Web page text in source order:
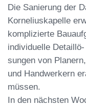
Die Sanierung der
Korneliuskapelle
komplizierte
individuelle Detaillö-
sungen von
und Handwerkern
müssen.
In den nächsten